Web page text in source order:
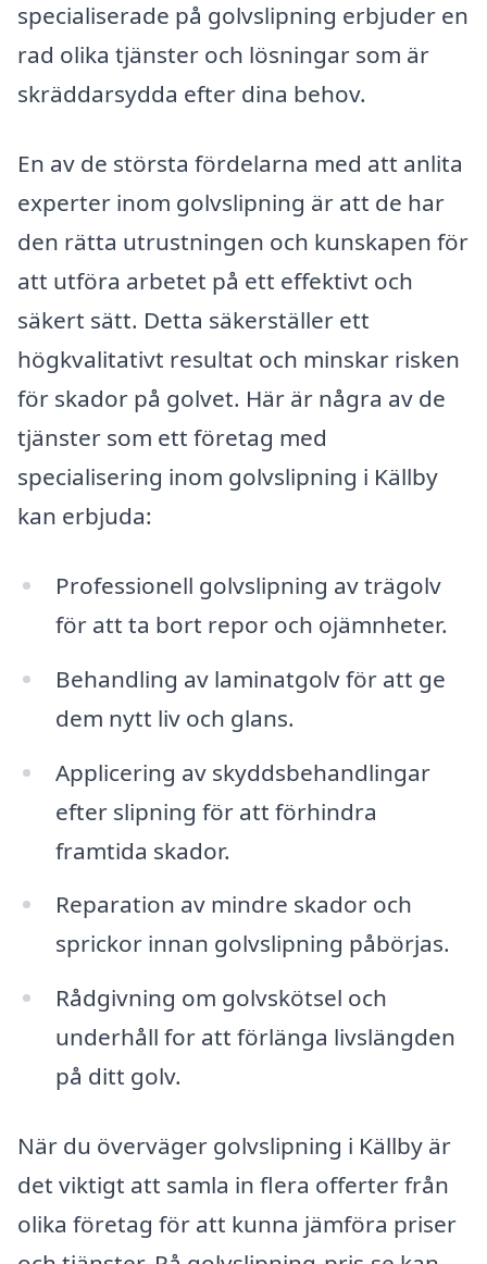
specialiserade på golvslipning erbjuder en
rad olika tjänster och lösningar som är
skräddarsydda efter dina behov.
En av de största fördelarna med att anlita
experter inom golvslipning är att de har
den rätta utrustningen och kunskapen för
att utföra arbetet på ett effektivt och
säkert sätt. Detta säkerställer ett
högkvalitativt resultat och minskar risken
för skador på golvet. Här är några av de
tjänster som ett företag med
specialisering inom golvslipning i Källby
kan erbjuda:
Professionell golvslipning av trägolv
för att ta bort repor och ojämnheter.
Behandling av laminatgolv för att ge
dem nytt liv och glans.
Applicering av skyddsbehandlingar
efter slipning för att förhindra
framtida skador.
Reparation av mindre skador och
sprickor innan golvslipning påbörjas.
Rådgivning om golvskötsel och
underhåll for att förlänga livslängden
på ditt golv.
När du överväger golvslipning i Källby är
det viktigt att samla in flera offerter från
olika företag för att kunna jämföra priser